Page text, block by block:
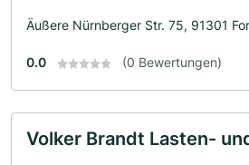
Äußere Nürnberger Str. 75, 91301
0.0 (0 Bewertungen)
Volker Brandt Lasten-